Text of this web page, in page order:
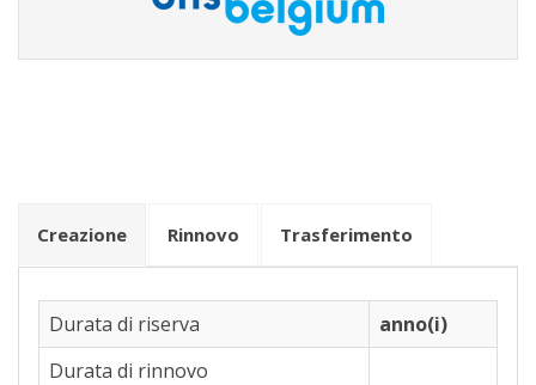
.uk
.brussels
.mg
.boutique
Creazione Rinnovo Trasferimento
Durata di riserva
anno(i)
Durata di rinnovo